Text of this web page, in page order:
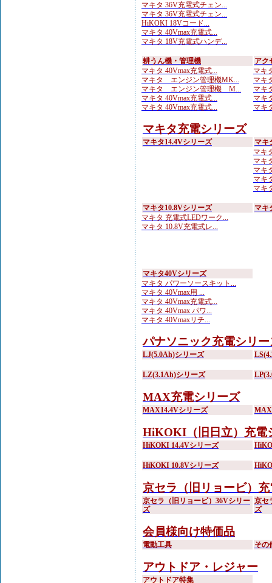
マキタ 36V充電式チェン...
マキタ 36V充電式チェン...
HiKOKI 18Vコード...
マキタ 40Vmax充電式...
マキタ 18V充電式ハンデ...
耕うん機・管理機
マキタ 40Vmax充電式...
マキタ エンジン管理機MK...
マキタ エンジン管理機 M...
マキタ 40Vmax充電式...
マキタ 40Vmax充電式...
アク
マキ
マキ
マキ
マキ
マキ
マキタ充電シリーズ
マキタ14.4Vシリーズ
マキ
マキ
マキ
マキ
マキ
マキ
マキタ10.8Vシリーズ
マキタ 充電式LEDワーク...
マキタ 10.8V充電式レ...
マキ
マキタ40Vシリーズ
マキタ パワーソースキット...
マキタ 40Vmax用 ...
マキタ 40Vmax充電式...
マキタ 40Vmax パワ...
マキタ 40Vmaxリチ...
パナソニック充電シリー
LJ(5.0Ah)シリーズ
LZ(3.1Ah)シリーズ
MAX充電シリーズ
MAX14.4Vシリーズ
HiKOKI（旧日立）充電
HiKOKI 14.4Vシリーズ
HiKOKI 10.8Vシリーズ
京セラ（旧リョービ）
京セラ（旧リョービ）36Vシリー
ズ
京セ
ズ
会員様向け特価品
電動工具 その
アウトドア・レジャー
アウトドア特集